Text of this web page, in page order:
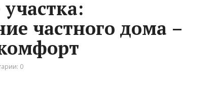
частного дома –
0